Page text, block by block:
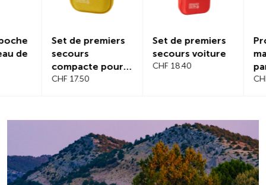
Set de premiers
secours
compacte pour
CHF 17.50
Set de premiers
secours voiture
CHF 18.40
pare-
CHF 21.20